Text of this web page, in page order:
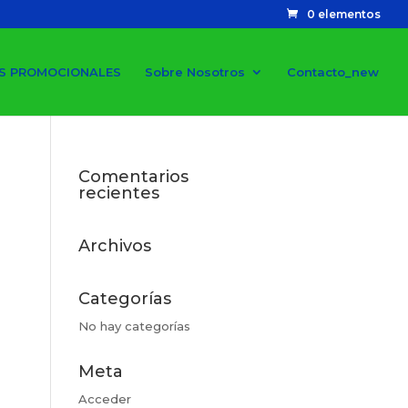
0 elementos
PROMOCIONALES Sobre Nosotros Contacto_new
Comentarios
recientes
Archivos
Categorías
No hay categorías
Meta
Acceder